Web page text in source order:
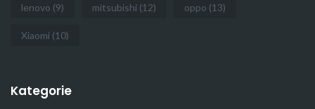
lenovo (9) mitsubishi (12) oppo (13)
Xiaomi (10)
Kategorie